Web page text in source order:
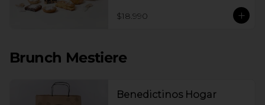
$18.990
Brunch Mestiere
Benedictinos Hogar